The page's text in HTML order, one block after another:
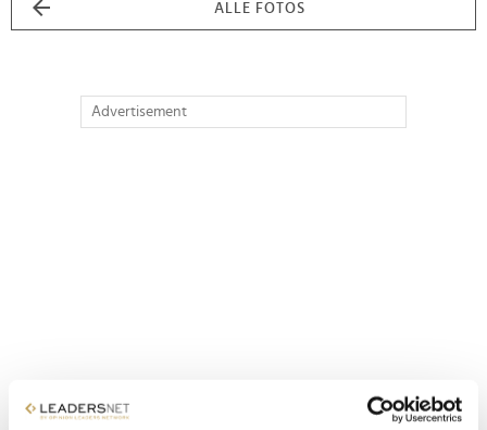
ALLE FOTOS
Advertisement